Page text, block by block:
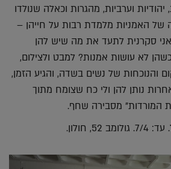
וערביות, מהגרות וכאלה שנולדו
של האמניות מלמדת רבות על חייהן –
"אני סקרנית לתעד את מה שיש להן
לא עושות אמנות? למבט ולצילום,
והנוכחות של נשים בשדה, והגיע הזמן,
נותן להן ולי כח שצומח מתוך
המורדות" מסבירה שחף.
חולון.